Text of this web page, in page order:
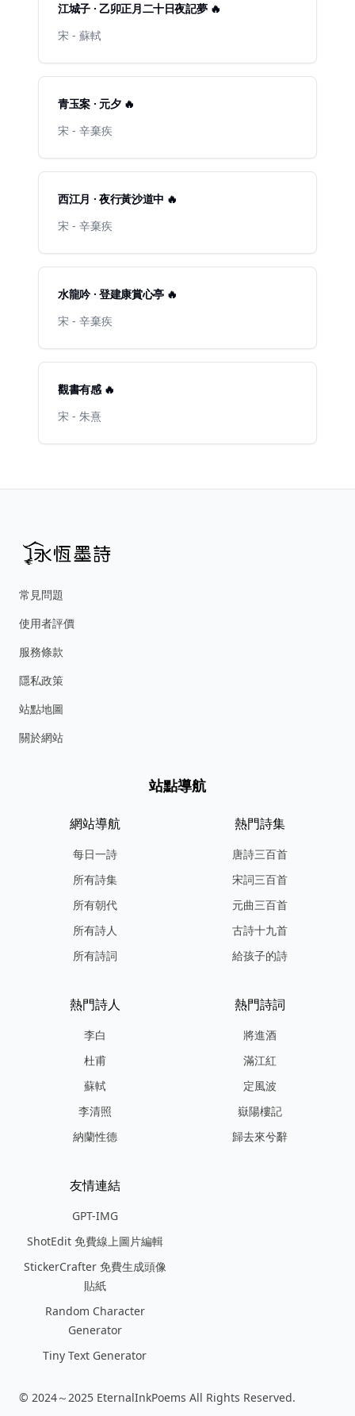
江城子 · 乙卯正月二十日夜記夢 🔥
宋 - 蘇軾
青玉案 · 元夕 🔥
宋 - 辛棄疾
西江月 · 夜行黃沙道中 🔥
宋 - 辛棄疾
水龍吟 · 登建康賞心亭 🔥
宋 - 辛棄疾
觀書有感 🔥
宋 - 朱熹
常見問題
使用者評價
服務條款
隱私政策
站點地圖
關於網站
站點導航
網站導航
每日一詩
所有詩集
所有朝代
所有詩人
所有詩詞
熱門詩集
唐詩三百首
宋詞三百首
元曲三百首
古詩十九首
給孩子的詩
熱門詩人
李白
杜甫
蘇軾
李清照
納蘭性德
熱門詩詞
將進酒
滿江紅
定風波
嶽陽樓記
歸去來兮辭
友情連結
GPT-IMG
ShotEdit 免費線上圖片編輯
StickerCrafter 免費生成頭像
貼紙
Random Character
Generator
Tiny Text Generator
© 2024～2025 EternalInkPoems All Rights Reserved.